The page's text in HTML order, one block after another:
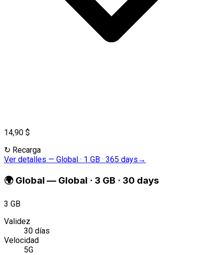
14,90 $
↻ Recarga
Ver detalles — Global · 1 GB · 365 days →
🌍 Global — Global · 3 GB · 30 days
3 GB
Validez
30 días
Velocidad
5G